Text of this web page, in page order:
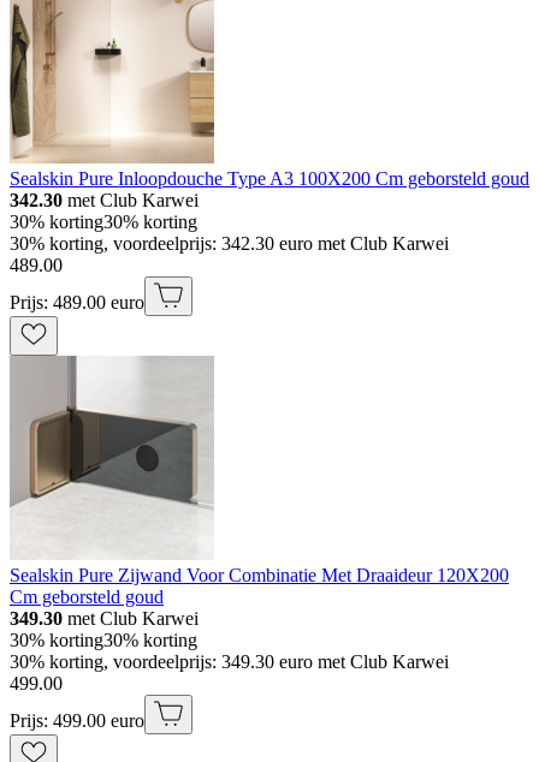
Sealskin Pure Inloopdouche Type A3 100X200 Cm geborsteld goud
342.30 met Club Karwei
30% korting30% korting
30% korting, voordeelprijs: 342.30 euro met Club Karwei
489.00
Prijs: 489.00 euro
Sealskin Pure Zijwand Voor Combinatie Met Draaideur 120X200
Cm geborsteld goud
349.30 met Club Karwei
30% korting30% korting
30% korting, voordeelprijs: 349.30 euro met Club Karwei
499.00
Prijs: 499.00 euro